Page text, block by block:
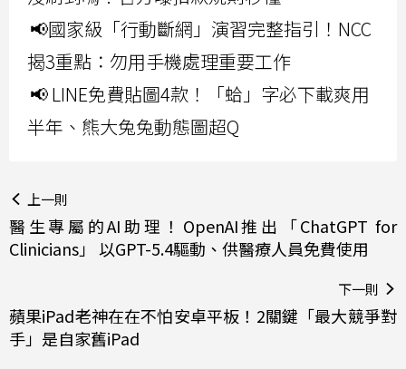
📢國家級「行動斷網」演習完整指引！NCC
揭3重點：勿用手機處理重要工作
📢 LINE免費貼圖4款！「蛤」字必下載爽用
半年、熊大兔兔動態圖超Q
上一則
醫生專屬的AI助理！OpenAI推出「ChatGPT for
Clinicians」 以GPT-5.4驅動、供醫療人員免費使用
下一則
蘋果iPad老神在在不怕安卓平板！2關鍵「最大競爭對
手」是自家舊iPad